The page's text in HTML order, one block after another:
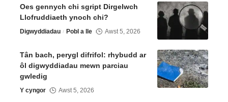
Oes gennych chi sgript Dirgelwch
Llofruddiaeth ynoch chi?
Digwyddiadau Pobl a lle Awst 5, 2026
Tân bach, perygl difrifol: rhybudd ar
ôl digwyddiadau mewn parciau
gwledig
Y cyngor Awst 5, 2026